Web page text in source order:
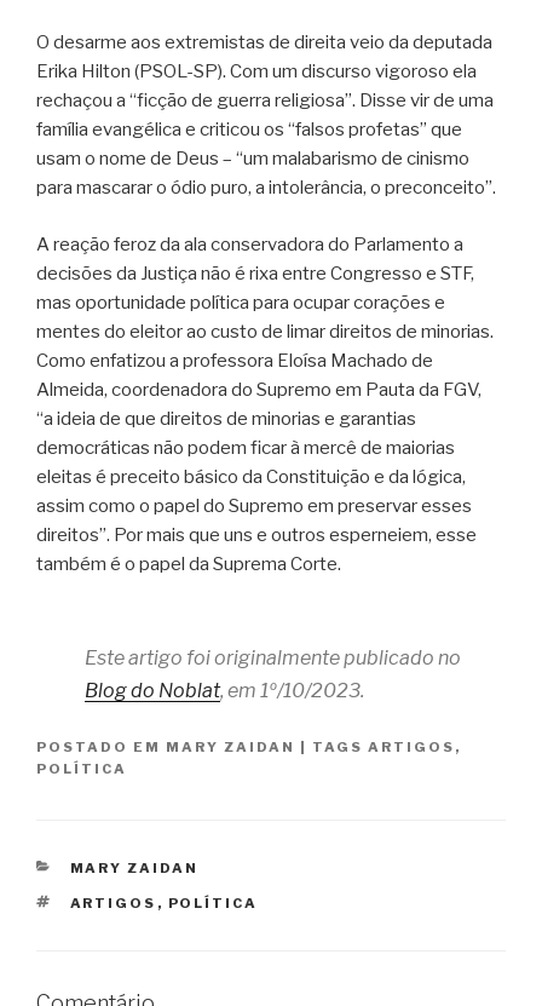
O desarme aos extremistas de direita veio da deputada
Erika Hilton (PSOL-SP). Com um discurso vigoroso ela
rechaçou a “ficção de guerra religiosa”. Disse vir de uma
família evangélica e criticou os “falsos profetas” que
usam o nome de Deus – “um malabarismo de cinismo
para mascarar o ódio puro, a intolerância, o preconceito”.
A reação feroz da ala conservadora do Parlamento a
decisões da Justiça não é rixa entre Congresso e STF,
mas oportunidade política para ocupar corações e
mentes do eleitor ao custo de limar direitos de minorias.
Como enfatizou a professora Eloísa Machado de
Almeida, coordenadora do Supremo em Pauta da FGV,
“a ideia de que direitos de minorias e garantias
democráticas não podem ficar à mercê de maiorias
eleitas é preceito básico da Constituição e da lógica,
assim como o papel do Supremo em preservar esses
direitos”. Por mais que uns e outros esperneiem, esse
também é o papel da Suprema Corte.
Este artigo foi originalmente publicado no
Blog do Noblat, em 1º/10/2023.
POSTADO EM MARY ZAIDAN TAGS ARTIGOS ,
POLÍTICA
CATEGORIAS
MARY ZAIDAN
TAGS
ARTIGOS , POLÍTICA